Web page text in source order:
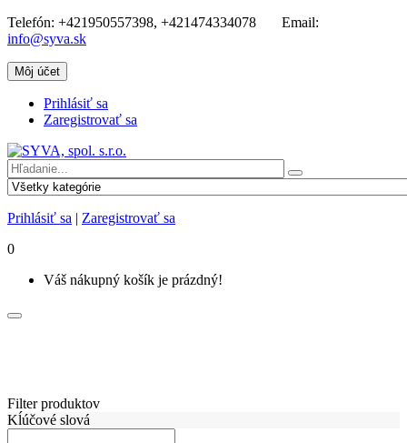
Telefón: +421950557398, +421474334078 Email:
info@syva.sk
Môj účet
Prihlásiť sa
Zaregistrovať sa
Prihlásiť sa | Zaregistrovať sa
0
Váš nákupný košík je prázdný!
Filter produktov
Kĺúčové slová